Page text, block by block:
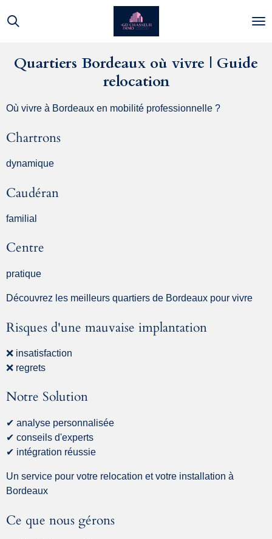
Passer
au
principal
Quartiers Bordeaux où vivre | Guide
relocation
Où vivre à Bordeaux en mobilité professionnelle ?
Chartrons
dynamique
Caudéran
familial
Centre
pratique
Découvrez les meilleurs quartiers de Bordeaux pour vivre
Risques d'une mauvaise implantation
❌ insatisfaction
❌ regrets
Notre Solution
✔ analyse personnalisée
✔ conseils d'experts
✔ intégration réussie
Un service pour votre relocation et votre installation à
Bordeaux
Ce que nous gérons